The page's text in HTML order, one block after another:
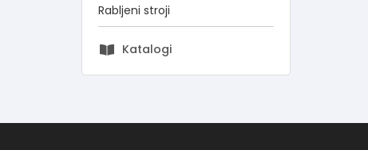
Rabljeni stroji
Katalogi